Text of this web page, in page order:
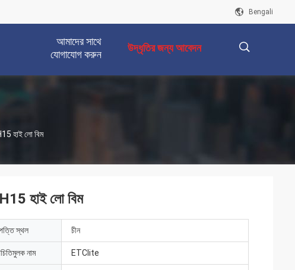
Bengali
আমাদের সাথে
যোগাযোগ করুন
উদ্ধৃতির জন্য আবেদন
হাই লো বিম
হাই লো বিম
স্থল চীন
নাম ETClite